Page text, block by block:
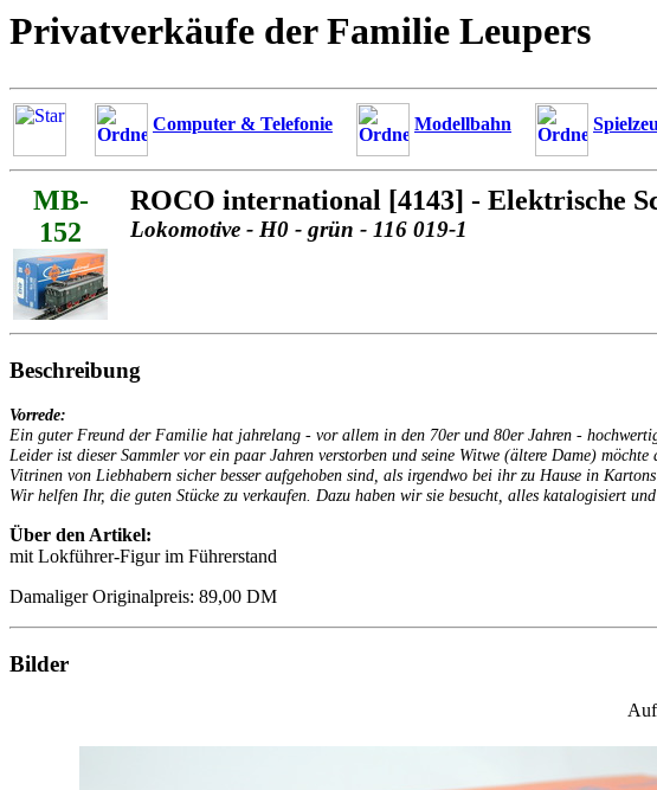
Privatverkäufe der Familie Leupers
Computer & Telefonie Modellbahn
MB-
152
ROCO international [4143] - Elektrische
Lokomotive - H0 - grün - 116 019-1
Beschreibung
Vorrede:
Ein guter Freund der Familie hat jahrelang - vor allem in den 70er und 80er Jahren -
Leider ist dieser Sammler vor ein paar Jahren verstorben und seine Witwe (ältere Dame)
Vitrinen von Liebhabern sicher besser aufgehoben sind, als irgendwo bei ihr zu Hause in Kartons
Wir helfen Ihr, die guten Stücke zu verkaufen. Dazu haben wir sie besucht, alles katalogisiert
Über den Artikel:
mit Lokführer-Figur im Führerstand
Damaliger Originalpreis: 89,00 DM
Bilder